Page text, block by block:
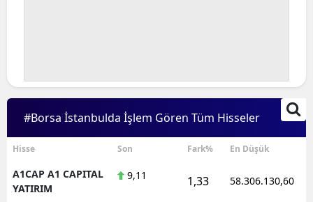
Çankırı
Çorum
Denizli
#Borsa İstanbulda İşlem Gören Tüm Hisseler
Hisse Son Fark% En Düşük
A1CAP A1 CAPITAL
YATIRIM
9,11 1,33 58.306.130,60